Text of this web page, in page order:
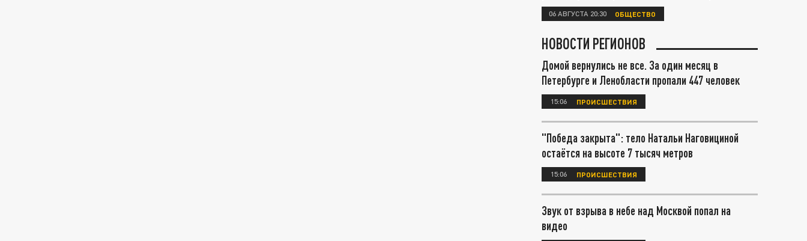
06 АВГУСТА 20:30 ОБЩЕСТВО
НОВОСТИ РЕГИОНОВ
Домой вернулись не все. За один месяц в
Петербурге и Ленобласти пропали 447 человек
15:06 ПРОИСШЕСТВИЯ
"Победа закрыта": тело Натальи Наговициной
остаётся на высоте 7 тысяч метров
15:06 ПРОИСШЕСТВИЯ
Звук от взрыва в небе над Москвой попал на
видео